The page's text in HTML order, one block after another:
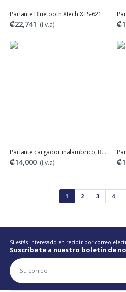
Parlante Bluetooth Xtech XTS-621
₡22,741 (i.v.a)
Parlante cargador inalambrico, BT3401
₡14,000 (i.v.a)
1 2 3 4
Si estás interesado en recibir por correo
Suscribete a nuestro boletín de